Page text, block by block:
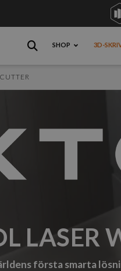
SHOP 3D-
LASER
första smarta